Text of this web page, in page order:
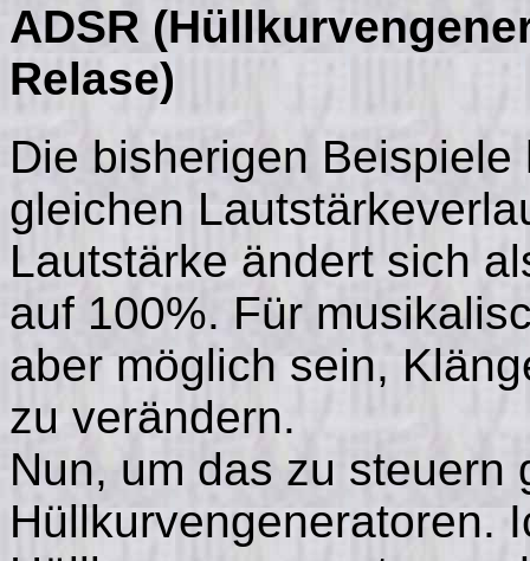
ADSR
Relase)
Die bisherigen
gleichen
Lautstärke ändert sich
auf 100%. Für
aber möglich sein,
zu verändern.
Nun, um das zu steuern
Hüllkurvengeneratoren.